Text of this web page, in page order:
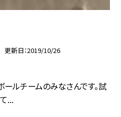
更新日 2019/10/26
ルチームのみなさんです。試
...